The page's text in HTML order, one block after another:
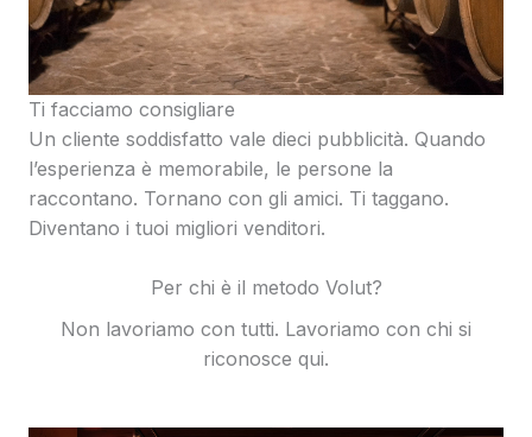
Ti facciamo consigliare
Un cliente soddisfatto vale dieci pubblicità. Quando
l’esperienza è memorabile, le persone la
raccontano. Tornano con gli amici. Ti taggano.
Diventano i tuoi migliori venditori.
Per chi è il metodo Volut?
Non lavoriamo con tutti. Lavoriamo con chi si
riconosce qui.